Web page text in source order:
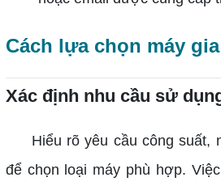
Cách lựa chọn máy
Xác định nhu cầu sử
Hiểu rõ yêu cầu công suất,
để chọn loại máy phù hợp.